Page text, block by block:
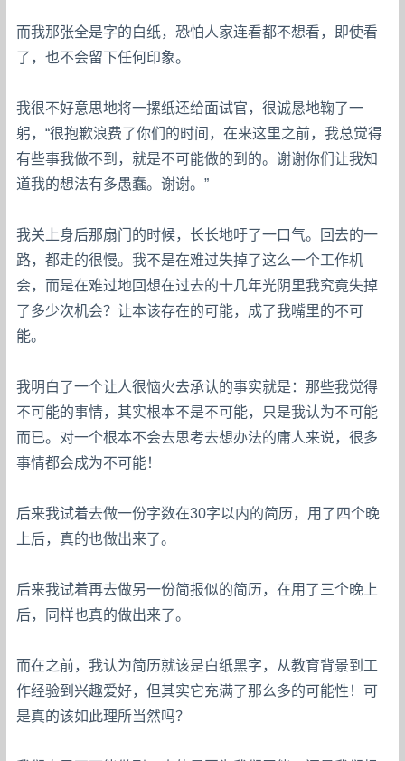
而我那张全是字的白纸，恐怕人家连看都不想看，即使看
了，也不会留下任何印象。
我很不好意思地将一摞纸还给面试官，很诚恳地鞠了一
躬，“很抱歉浪费了你们的时间，在来这里之前，我总觉得
有些事我做不到，就是不可能做的到的。谢谢你们让我知
道我的想法有多愚蠢。谢谢。”
我关上身后那扇门的时候，长长地吁了一口气。回去的一
路，都走的很慢。我不是在难过失掉了这么一个工作机
会，而是在难过地回想在过去的十几年光阴里我究竟失掉
了多少次机会？让本该存在的可能，成了我嘴里的不可
能。
我明白了一个让人很恼火去承认的事实就是：那些我觉得
不可能的事情，其实根本不是不可能，只是我认为不可能
而已。对一个根本不会去思考去想办法的庸人来说，很多
事情都会成为不可能！
后来我试着去做一份字数在30字以内的简历，用了四个晚
上后，真的也做出来了。
后来我试着再去做另一份简报似的简历，在用了三个晚上
后，同样也真的做出来了。
而在之前，我认为简历就该是白纸黑字，从教育背景到工
作经验到兴趣爱好，但其实它充满了那么多的可能性！可
是真的该如此理所当然吗？